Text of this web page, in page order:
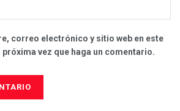
correo electrónico y sitio web en este
vez que haga un comentario.